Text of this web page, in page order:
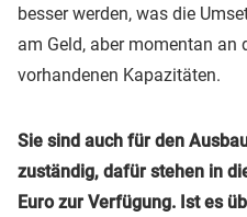
besser werden, was die
am Geld, aber momentan an
vorhandenen Kapazitäten.
Sie sind auch für den
zuständig, dafür stehen in
Euro zur Verfügung. Ist es